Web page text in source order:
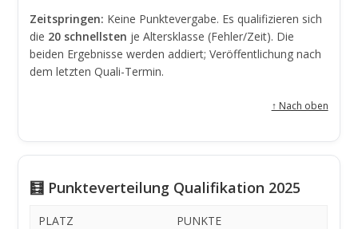
Zeitspringen: Keine Punktevergabe. Es qualifizieren sich
die 20 schnellsten je Altersklasse (Fehler/Zeit). Die
beiden Ergebnisse werden addiert; Veröffentlichung nach
dem letzten Quali-Termin.
↑ Nach oben
🧮 Punkteverteilung Qualifikation 2025
PLATZ PUNKTE